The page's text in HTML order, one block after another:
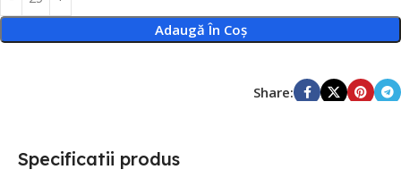
Adaugă În Coș
Share:
Specificatii produs